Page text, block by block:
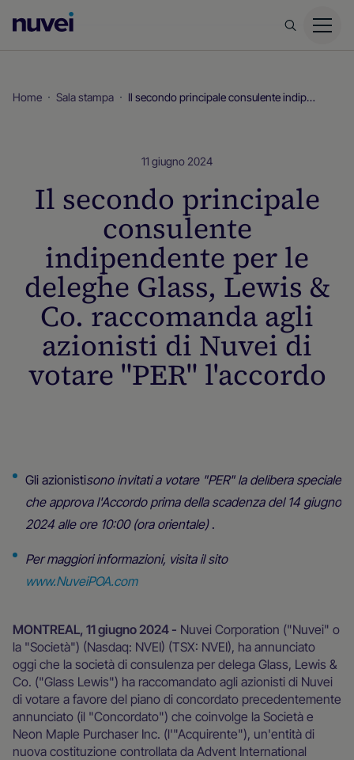
di
Home Sala stampa Il secondo principale consulente indipendente per le deleghe Glass, Lewis & Co. raccomanda agli azionisti di Nuvei di votare "PER" l'accordo
11 giugno 2024
Il secondo principale
consulente
indipendente per le
deleghe Glass, Lewis &
Co. raccomanda agli
azionisti di Nuvei di
votare "PER" l'accordo
‍Gli azionistisono invitati a votare "PER" la delibera speciale
che approva l'Accordo prima della scadenza del 14 giugno
2024 alle ore 10:00 (ora orientale) .
Per maggiori informazioni, visita il sito
www.NuveiPOA.com
MONTREAL, 11 giugno 2024 - Nuvei Corporation ("Nuvei" o
la "Società") (Nasdaq: NVEI) (TSX: NVEI), ha annunciato
oggi che la società di consulenza per delega Glass, Lewis &
Co. ("Glass Lewis") ha raccomandato agli azionisti di Nuvei
di votare a favore del piano di concordato precedentemente
annunciato (il "Concordato") che coinvolge la Società e
Neon Maple Purchaser Inc. (l'"Acquirente"), un'entità di
nuova costituzione controllata da Advent International